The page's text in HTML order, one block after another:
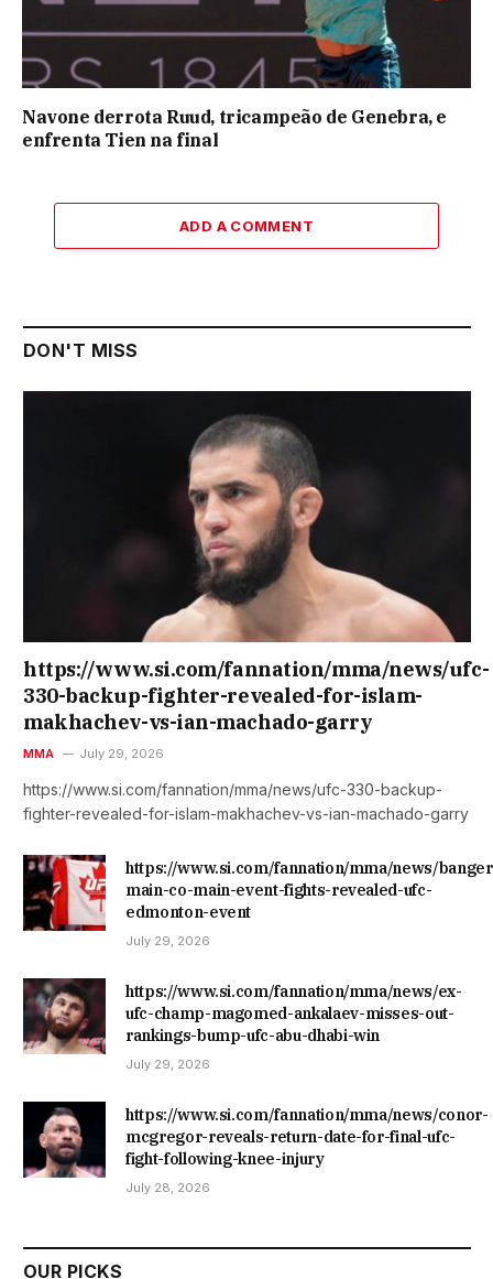
Navone derrota Ruud, tricampeão de Genebra, e
enfrenta Tien na final
ADD A COMMENT
DON'T MISS
https://www.si.com/fannation/mma/news/ufc-
330-backup-fighter-revealed-for-islam-
makhachev-vs-ian-machado-garry
MMA July 29, 2026
https://www.si.com/fannation/mma/news/ufc-330-backup-
fighter-revealed-for-islam-makhachev-vs-ian-machado-garry
https://www.si.com/fannation/mma/news/
main-co-main-event-fights-revealed-ufc-
edmonton-event
July 29, 2026
https://www.si.com/fannation/mma/news/ex-
ufc-champ-magomed-ankalaev-misses-out-
rankings-bump-ufc-abu-dhabi-win
July 29, 2026
https://www.si.com/fannation/mma/news/conor-
mcgregor-reveals-return-date-for-final-ufc-
fight-following-knee-injury
July 28, 2026
OUR PICKS